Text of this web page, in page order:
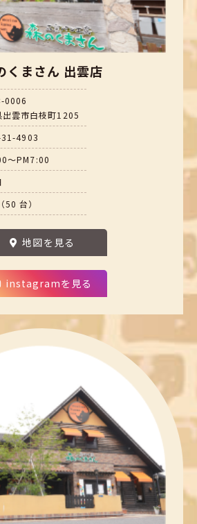
くまさん 出雲店
0006
出雲市白枝町1205
4903
～PM7:00
50 台）
地図を見る
instagramを見る